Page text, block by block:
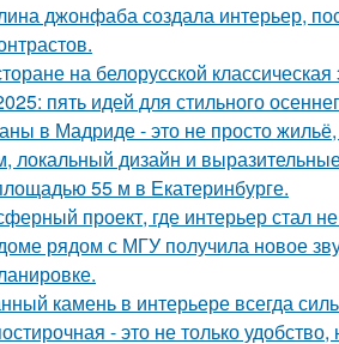
джонфаба создала интерьер,
на белорусской
пять идей для стильного
в Мадриде - это не просто
локальный дизайн и
55 м в Екатеринбурге.
проект, где интерьер стал
рядом с МГУ получила новое
камень в интерьере всегда
- это не только